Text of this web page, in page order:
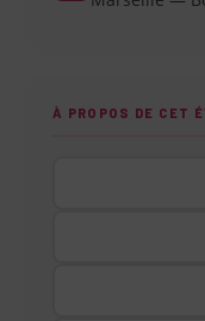
À PROPOS DE CET